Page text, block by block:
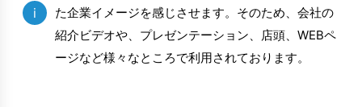
i
た企業イメージを感じさせます。そのため、会社の
紹介ビデオや、プレゼンテーション、店頭、WEBペ
ージなど様々なところで利用されております。